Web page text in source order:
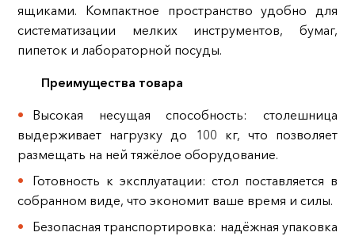
ящиками. Компактное пространство удобно для
систематизации мелких инструментов, бумаг,
пипеток и лабораторной посуды.
Преимущества товара
Высокая несущая способность: столешница
выдерживает нагрузку до 100 кг, что позволяет
размещать на ней тяжёлое оборудование.
Готовность к эксплуатации: стол поставляется в
собранном виде, что экономит ваше время и силы.
Безопасная транспортировка: надёжная упаковка